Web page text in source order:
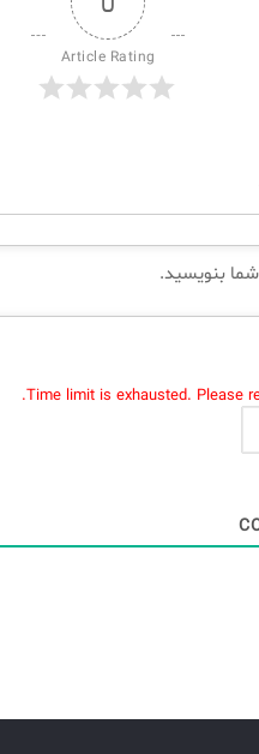
Article Rating
Time limit is exhausted. Please